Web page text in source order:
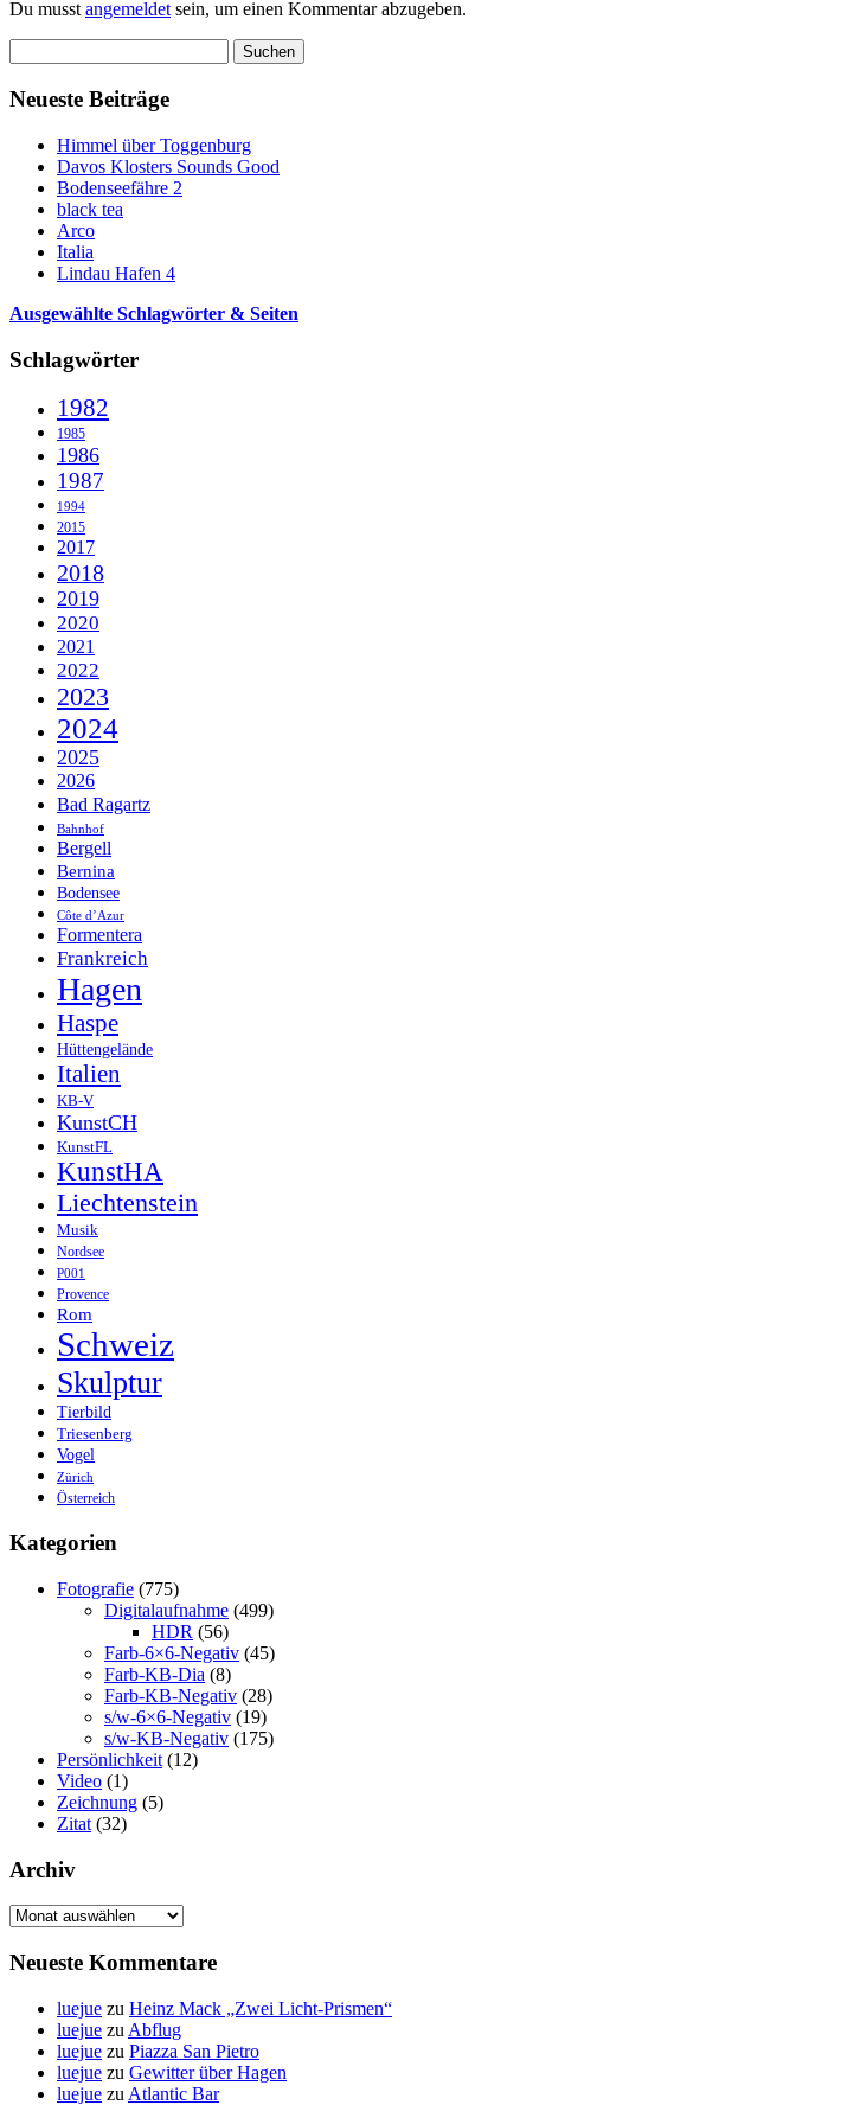
Du musstangemeldetsein, um einen Kommentar abzugeben.
nach:
Neueste Beiträge
Himmel über Toggenburg
Davos Klosters Sounds Good
Bodenseefähre 2
black tea
Arco
Italia
Lindau Hafen 4
Ausgewählte Schlagwörter & Seiten
Schlagwörter
1982
1985
1986
1987
1994
2015
2017
2018
2019
2020
2021
2022
2023
2024
2025
2026
Bad Ragartz
Bahnhof
Bergell
Bernina
Bodensee
Côte d’Azur
Formentera
Frankreich
Hagen
Haspe
Hüttengelände
Italien
KB-V
KunstCH
KunstFL
KunstHA
Liechtenstein
Musik
Nordsee
P001
Provence
Rom
Schweiz
Skulptur
Tierbild
Triesenberg
Vogel
Zürich
Österreich
Kategorien
Fotografie (775)
Digitalaufnahme (499)
HDR (56)
Farb-6×6-Negativ (45)
Farb-KB-Dia (8)
Farb-KB-Negativ (28)
s/w-6×6-Negativ (19)
s/w-KB-Negativ (175)
Persönlichkeit (12)
Video (1)
Zeichnung (5)
Zitat (32)
Archiv
Archiv
Neueste Kommentare
luejue zu Heinz Mack „Zwei Licht-Prismen“
luejue zu Abflug
luejue zu Piazza San Pietro
luejue zu Gewitter über Hagen
luejue zu Atlantic Bar